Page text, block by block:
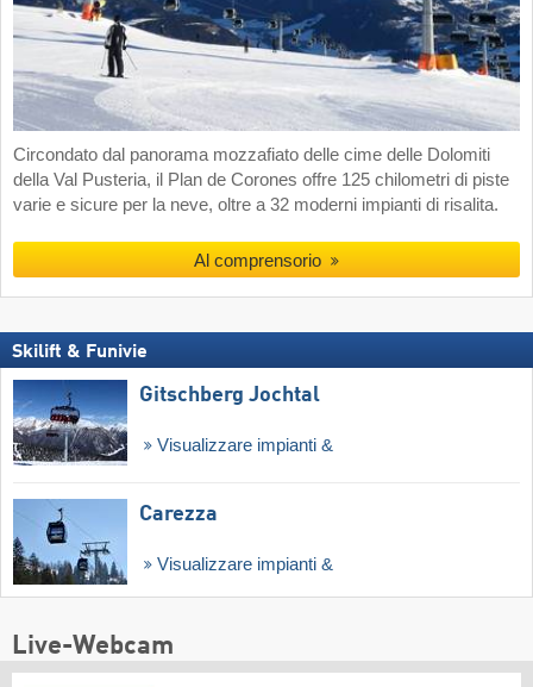
Circondato dal panorama mozzafiato delle cime delle Dolomiti
della Val Pusteria, il Plan de Corones offre 125 chilometri di piste
varie e sicure per la neve, oltre a 32 moderni impianti di risalita.
Al comprensorio
Skilift & Funivie
Gitschberg Jochtal
Visualizzare impianti &
Carezza
Visualizzare impianti &
Live-Webcam